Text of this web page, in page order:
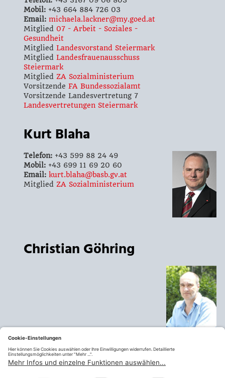
Mobil:+43 664 884 726 03
Email: michaela.lackner@my.goed.at
Mitglied 07 - Arbeit - Soziales -
Gesundheit
Mitglied Landesvorstand Steiermark
Mitglied Landesfrauenausschuss
Steiermark
Mitglied ZA Sozialministerium
Vorsitzende FA Bundessozialamt
Vorsitzende Landesvertretung 7
Landesvertretungen Steiermark
Kurt Blaha
Telefon:+43 599 88 24 49
Mobil:+43 699 11 69 20 60
Email: kurt.blaha@basb.gv.at
Mitglied ZA Sozialministerium
Christian Göhring
Telefon:+43 1 711 00 54 97
Email:
christian.goehring@sozialministerium.at